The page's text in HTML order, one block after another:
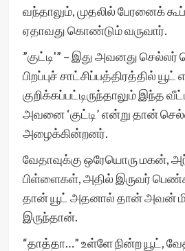
வந்தாலும், முதலில் பேரனைக்
ஏதாவது கொண்டும் வருவார்.
”குட்டி'” – இது அவனது
பிறப்புச் சாட்சிப்பத்திரத்தில்
குறிக்கப்பட்டிருந்தாலும் இந்த
அவனை ‘குட்டி’ என்று தான்
அழைக்கின்றனர்.
வேதாவுக்கு ஒரேயொரு மகன்,
பிள்ளைகள், அதில் இருவர்
தான் யூட் அதனால் தான் அவன்
இருந்தான்.
“தாத்தா…” உள்ளே நின்ற யூட்,